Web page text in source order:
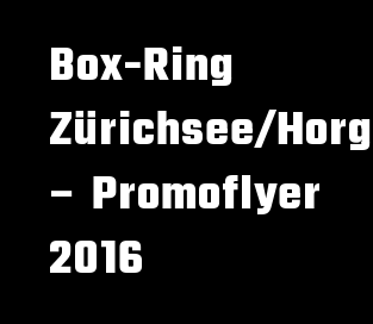
Box-Ring
Zürichsee/
– Promoflyer
2016